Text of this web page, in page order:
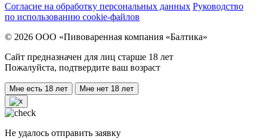
Согласие на обработку персональных данных Руководство
по использованию cookie-файлов
© 2026 ООО «Пивоваренная компания «Балтика»
Сайт предназначен для лиц старше 18 лет
Пожалуйста, подтвердите ваш возраст
Мне есть 18 лет Мне нет 18 лет
Не удалось отправить заявку